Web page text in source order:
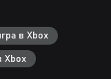
в Xbox
Xbox